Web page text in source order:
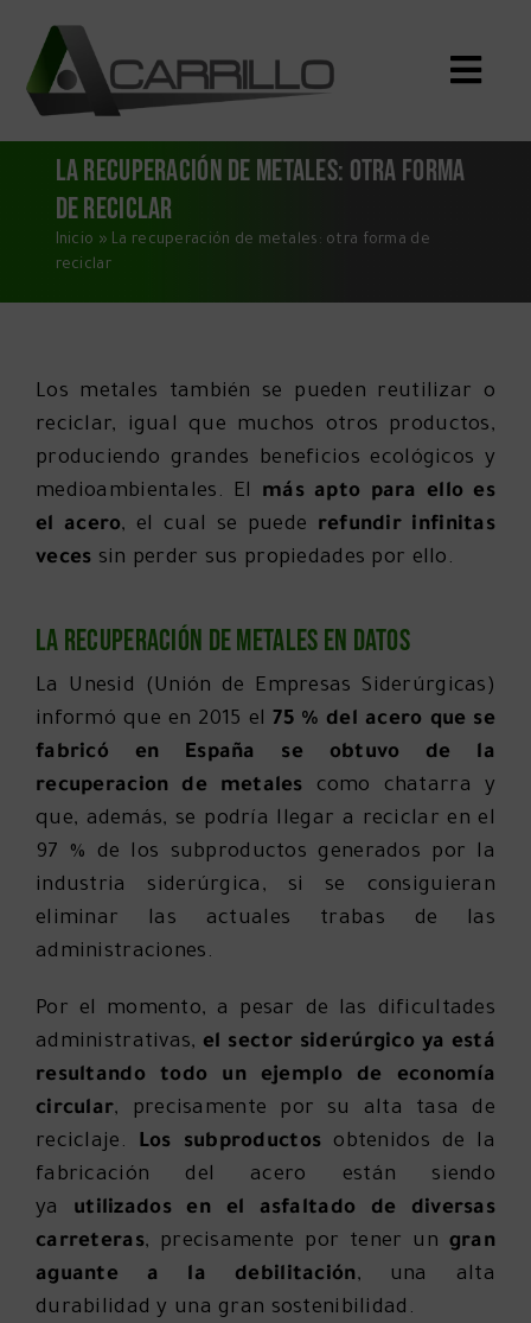
contenido
Toggle
Inicio
Qué Compramos
Servicios
Quiénes Somos
Dónde Estamos
CONTACTO
La recuperación de metales: otra forma
de reciclar
Inicio » La recuperación de metales: otra forma de
reciclar
Los metales también se pueden reutilizar o
reciclar, igual que muchos otros productos,
produciendo grandes beneficios ecológicos y
medioambientales. El más apto para ello es
el acero, el cual se puede refundir infinitas
veces sin perder sus propiedades por ello.
La recuperación de metales en datos
La Unesid (Unión de Empresas Siderúrgicas)
informó que en 2015 el 75 % del acero que se
fabricó en España se obtuvo de la
recuperacion de metales como chatarra y
que, además, se podría llegar a reciclar en el
97 % de los subproductos generados por la
industria siderúrgica, si se consiguieran
eliminar las actuales trabas de las
administraciones.
Por el momento, a pesar de las dificultades
administrativas, el sector siderúrgico ya está
resultando todo un ejemplo de economía
circular, precisamente por su alta tasa de
reciclaje. Los subproductos obtenidos de la
fabricación del acero están siendo
ya utilizados en el asfaltado de diversas
carreteras, precisamente por tener un gran
aguante a la debilitación, una alta
durabilidad y una gran sostenibilidad.